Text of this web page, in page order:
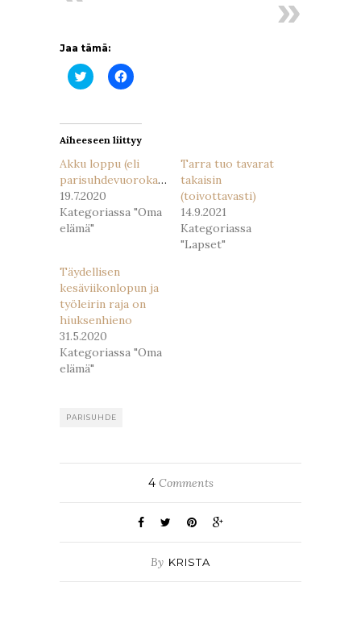
Jaa tämä:
Jaa
Twitterissä(Avautuu
Jaa
Facebookissa(Avautuu
Aiheeseen liittyy
Akku loppu (eli
parisuhdevuorokausi)
19.7.2020
Kategoriassa "Oma
elämä"
Tarra tuo tavarat
takaisin
(toivottavasti)
14.9.2021
Kategoriassa
"Lapset"
Täydellisen
kesäviikonlopun ja
työleirin raja on
hiuksenhieno
31.5.2020
Kategoriassa "Oma
elämä"
PARISUHDE
4Comments
By KRISTA